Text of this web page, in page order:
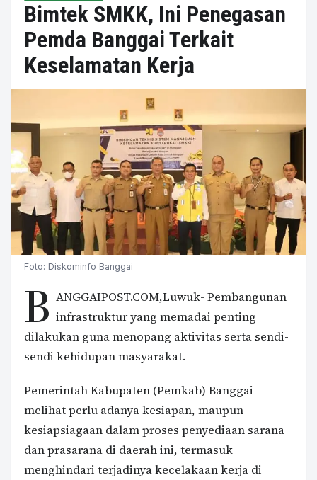
Bimtek SMKK, Ini Penegasan
Pemda Banggai Terkait
Keselamatan Kerja
Foto: Diskominfo Banggai
B ANGGAIPOST.COM,Luwuk- Pembangunan
infrastruktur yang memadai penting
dilakukan guna menopang aktivitas serta sendi-
sendi kehidupan masyarakat.
Pemerintah Kabupaten (Pemkab) Banggai
melihat perlu adanya kesiapan, maupun
kesiapsiagaan dalam proses penyediaan sarana
dan prasarana di daerah ini, termasuk
menghindari terjadinya kecelakaan kerja di